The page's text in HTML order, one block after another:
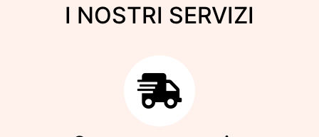
I NOSTRI SERVIZI